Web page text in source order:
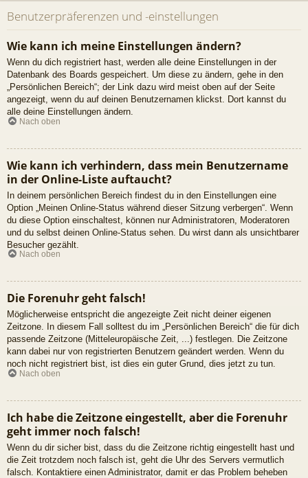
Benutzerpräferenzen und -einstellungen
Wie kann ich meine Einstellungen ändern?
Wenn du dich registriert hast, werden alle deine Einstellungen in der
Datenbank des Boards gespeichert. Um diese zu ändern, gehe in den
„Persönlichen Bereich“; der Link dazu wird meist oben auf der Seite
angezeigt, wenn du auf deinen Benutzernamen klickst. Dort kannst du
alle deine Einstellungen ändern.
Nach oben
Wie kann ich verhindern, dass mein Benutzername
in der Online-Liste auftaucht?
In deinem persönlichen Bereich findest du in den Einstellungen eine
Option „Meinen Online-Status während dieser Sitzung verbergen“. Wenn
du diese Option einschaltest, können nur Administratoren, Moderatoren
und du selbst deinen Online-Status sehen. Du wirst dann als unsichtbarer
Besucher gezählt.
Nach oben
Die Forenuhr geht falsch!
Möglicherweise entspricht die angezeigte Zeit nicht deiner eigenen
Zeitzone. In diesem Fall solltest du im „Persönlichen Bereich“ die für dich
passende Zeitzone (Mitteleuropäische Zeit, ...) festlegen. Die Zeitzone
kann dabei nur von registrierten Benutzern geändert werden. Wenn du
noch nicht registriert bist, ist dies ein guter Grund, dies jetzt zu tun.
Nach oben
Ich habe die Zeitzone eingestellt, aber die Forenuhr
geht immer noch falsch!
Wenn du dir sicher bist, dass du die Zeitzone richtig eingestellt hast und
die Zeit trotzdem noch falsch ist, geht die Uhr des Servers vermutlich
falsch. Kontaktiere einen Administrator, damit er das Problem beheben